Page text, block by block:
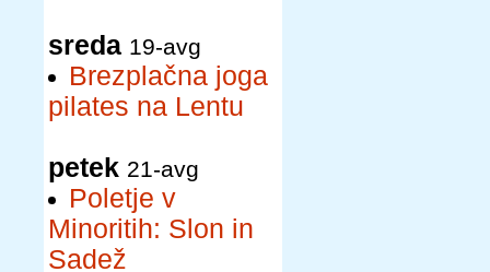
sreda 19-avg
Brezplačna joga
pilates na Lentu
petek 21-avg
Poletje v
Minoritih: Slon in
Sadež